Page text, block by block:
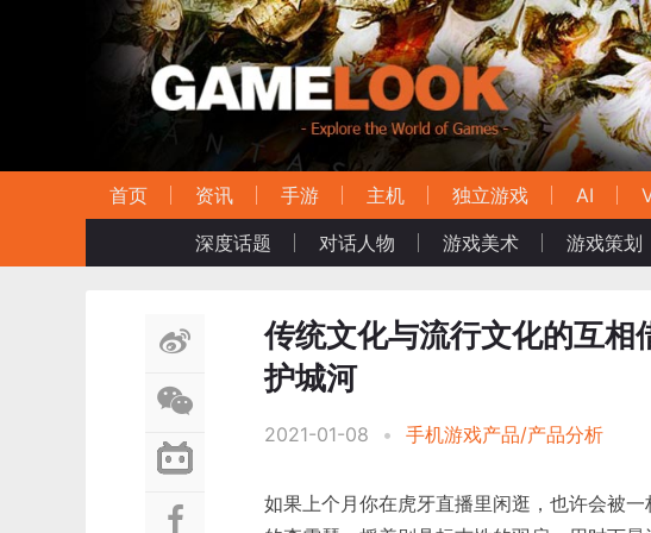
首页 资讯 手游 主机 独立游戏 AI
深度话题
对话人物 游戏美术 游戏策划
传统文化与流行文化的互相
护城河
2021-01-08 • 手机游戏产品/产品分析
如果上个月你在虎牙直播里闲逛，也许会被